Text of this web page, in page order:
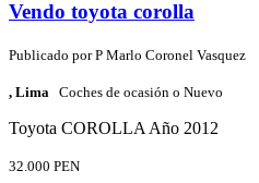
Vendo toyota corolla
Publicado porP Marlo Coronel Vasquez
, Lima Coches de ocasión o Nuevo
Toyota COROLLA Año 2012
32.000 PEN